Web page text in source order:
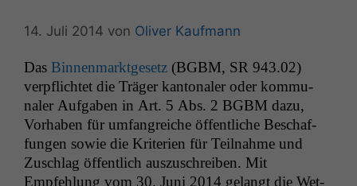
14. Juli 2014 von Oliver Kaufmann
Das Bin­nen­mark­t­ge­setz (BGBM, SR 943.02)
verpflichtet die Träger kan­tonaler oder kom­mu­
naler Auf­gaben in Art. 5 Abs. 2 BGBM dazu,
Vorhaben für umfan­gre­iche öffentliche Beschaf­
fun­gen sowie die Kri­te­rien für Teil­nahme und
Zuschlag öffentlich auszuschreiben. Mit
Empfehlung vom 30. Juni 2014 gelangt die Wet­